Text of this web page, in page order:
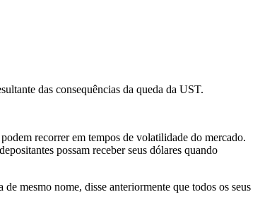
das consequências da queda da UST.
recorrer em tempos de volatilidade do mercado.
possam receber seus dólares quando
mesmo nome, disse anteriormente que todos os seus